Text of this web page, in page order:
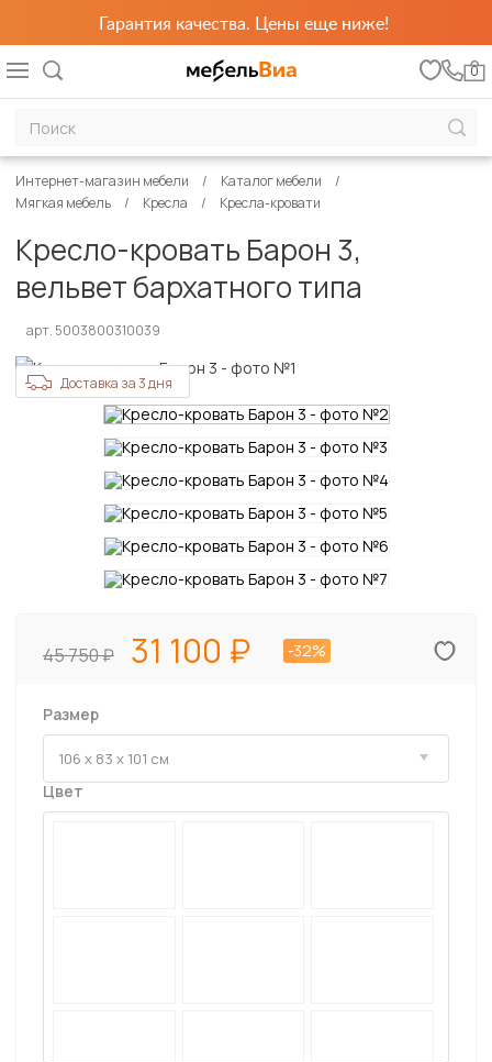
Гарантия качества. Цены еще ниже!
0
Интернет-магазин мебели
Каталог мебели
Мягкая мебель
Кресла Кресла-кровати
Кресло-кровать Барон 3,
вельвет бархатного типа
арт. 5003800310039
Доставка за 3 дня
45 750 31 100 -32%
Размер
Цвет